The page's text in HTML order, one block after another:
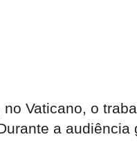
Vaticano, o
a